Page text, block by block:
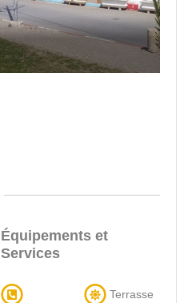
Équipements et
Services
Terrasse